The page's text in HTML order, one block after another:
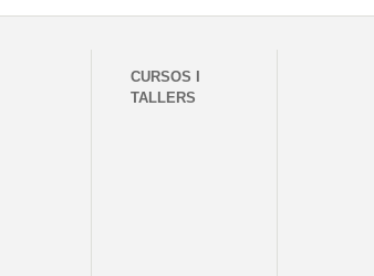
CURSOS I
TALLERS